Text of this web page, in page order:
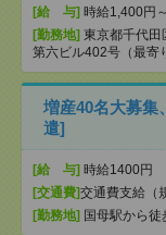
[給 与] 時給1,400円～
[勤務地] 東京都千代田
第六ビル402号（最寄
増産40名大募集
遣]
[給 与] 時給1400円
[交通費]交通費支給（
[勤務地] 国母駅から徒